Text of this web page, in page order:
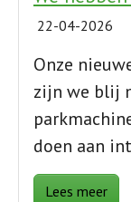
22-04-2026
Onze
zijn we blij
doen aan
Lees meer